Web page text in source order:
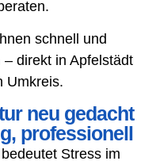
schnell und
direkt in Apfelstädt
Umkreis.
neu gedacht
professionell
Stress im